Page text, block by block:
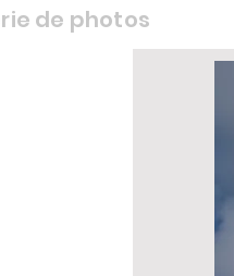
de photos